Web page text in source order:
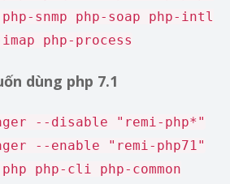
snmp php-soap php-intl
php-process
dùng php 7.1
--disable "remi-php*"
--enable "remi-php71"
php-cli php-common